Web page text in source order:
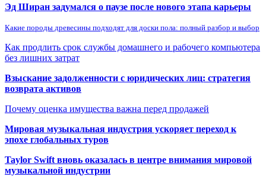
Эд Ширан задумался о паузе после нового этапа карьеры
Какие породы древесины подходят для доски пола: полный разбор и выбор
Как продлить срок службы домашнего и рабочего компьютера
без лишних затрат
Взыскание задолженности с юридических лиц: стратегия
возврата активов
Почему оценка имущества важна перед продажей
Мировая музыкальная индустрия ускоряет переход к
эпохе глобальных туров
Taylor Swift вновь оказалась в центре внимания мировой
музыкальной индустрии